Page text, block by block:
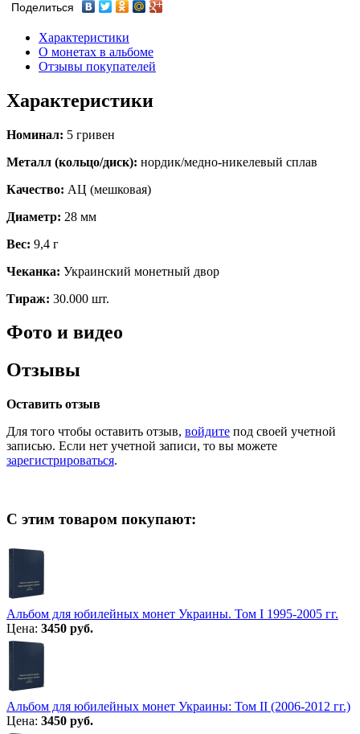
Поделиться
Характеристики
О монетах в альбоме
Отзывы покупателей
Характеристики
Номинал: 5 гривен
Металл (кольцо/диск): нордик/медно-никелевый сплав
Качество: АЦ (мешковая)
Диаметр: 28 мм
Вес: 9,4 г
Чеканка: Украинский монетный двор
Тираж: 30.000 шт.
Фото и видео
Отзывы
Оставить отзыв
Для того чтобы оставить отзыв, войдите под своей учетной
записью. Если нет учетной записи, то вы можете
зарегистрироваться.
С этим товаром покупают:
Альбом для юбилейных монет Украины. Том I 1995-2005 гг.
Цена: 3450 руб.
Альбом для юбилейных монет Украины: Том II (2006-2012 гг.)
Цена: 3450 руб.